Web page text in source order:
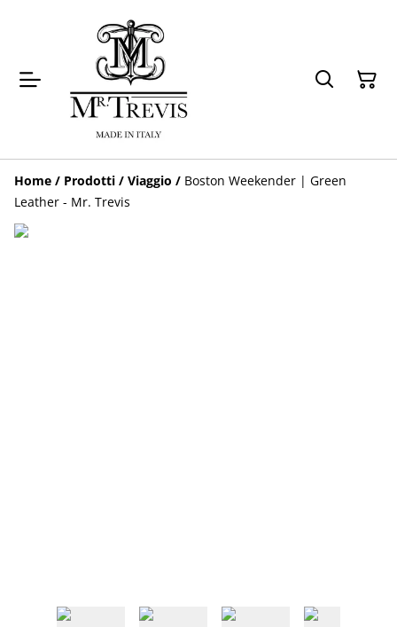
Home / Prodotti / Viaggio / Boston Weekender | Green
Leather - Mr. Trevis